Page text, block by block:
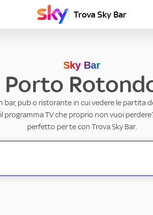
Trova Sky Bar
Sky Bar
Porto
bar, pub o ristorante in cui vedere le partita
TV che proprio non vuoi
perfetto per te con Trova Sky Bar.